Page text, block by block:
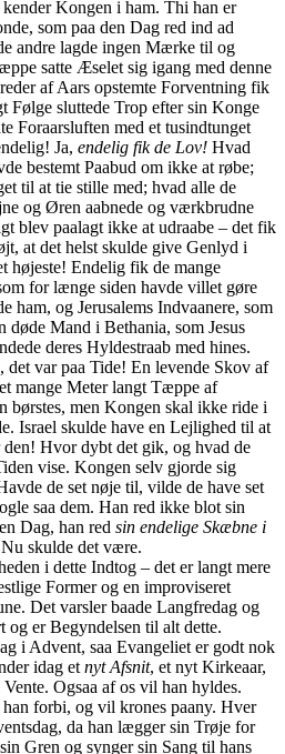
Kongen i ham. Thi han er
som paa den Dag red ind ad
andre lagde ingen Mærke til og
satte Æselet sig igang med denne
af Aars opstemte Forventning fik
Følge sluttede Trop efter sin Konge
Foraarsluften med et tusindtunget
Ja, endelig fik de Lov! Hvad
bestemt Paabud om ikke at røbe;
til at tie stille med; hvad alle de
og Øren aabnede og værkbrudne
blev paalagt ikke at udraabe – det fik
at det helst skulde give Genlyd i
højeste! Endelig fik de mange
for længe siden havde villet gøre
ham, og Jerusalems Indvaanere, som
døde Mand i Bethania, som Jesus
deres Hyldestraab med hines.
var paa Tide! En levende Skov af
mange Meter langt Tæppe af
børstes, men Kongen skal ikke ride i
Israel skulde have en Lejlighed til at
Hvor dybt det gik, og hvad de
vise. Kongen selv gjorde sig
de set nøje til, vilde de have set
saa dem. Han red ikke blot sin
Dag, han red sin endelige Skæbne i
skulde det være.
i dette Indtog – det er langt mere
Former og en improviseret
Det varsler baade Langfredag og
og er Begyndelsen til alt dette.
i Advent, saa Evangeliet er godt nok
idag et nyt Afsnit, et nyt Kirkeaar,
Ogsaa af os vil han hyldes.
forbi, og vil krones paany. Hver
da han lægger sin Trøje for
Gren og synger sin Sang til hans